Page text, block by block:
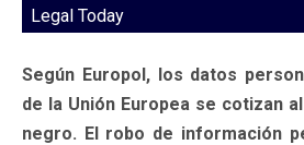
Legal Today
Según Europol, los datos
de la Unión Europea se cotizan
negro. El robo de información